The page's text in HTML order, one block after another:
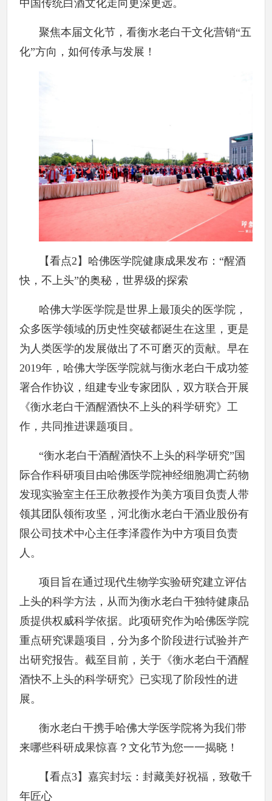
中国传统白酒文化走向更深更远。
聚焦本届文化节，看衡水老白干文化营销“五
化”方向，如何传承与发展！
【看点2】哈佛医学院健康成果发布：“醒酒
快，不上头”的奥秘，世界级的探索
哈佛大学医学院是世界上最顶尖的医学院，
众多医学领域的历史性突破都诞生在这里，更是
为人类医学的发展做出了不可磨灭的贡献。早在
2019年，哈佛大学医学院就与衡水老白干成功签
署合作协议，组建专业专家团队，双方联合开展
《衡水老白干酒醒酒快不上头的科学研究》工
作，共同推进课题项目。
“衡水老白干酒醒酒快不上头的科学研究”国
际合作科研项目由哈佛医学院神经细胞凋亡药物
发现实验室主任王欣教授作为美方项目负责人带
领其团队领衔攻坚，河北衡水老白干酒业股份有
限公司技术中心主任李泽霞作为中方项目负责
人。
项目旨在通过现代生物学实验研究建立评估
上头的科学方法，从而为衡水老白干独特健康品
质提供权威科学依据。此项研究作为哈佛医学院
重点研究课题项目，分为多个阶段进行试验并产
出研究报告。截至目前，关于《衡水老白干酒醒
酒快不上头的科学研究》已实现了阶段性的进
展。
衡水老白干携手哈佛大学医学院将为我们带
来哪些科研成果惊喜？文化节为您一一揭晓！
【看点3】嘉宾封坛：封藏美好祝福，致敬千
年匠心